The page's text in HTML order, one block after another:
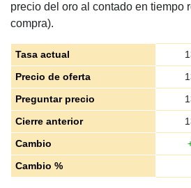
precio del oro al contado en tiempo
compra).
Tasa actual
Precio de oferta
Preguntar precio
Cierre anterior
Cambio
Cambio %